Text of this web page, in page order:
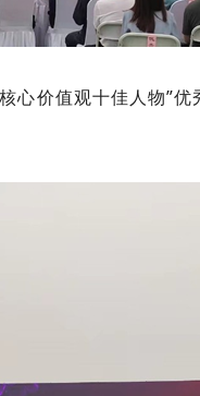
心价值观十佳人物”